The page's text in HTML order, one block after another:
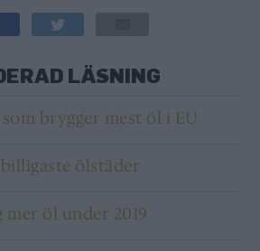
LÄSNING
brygger mest öl i EU
ölstäder
öl under 2019